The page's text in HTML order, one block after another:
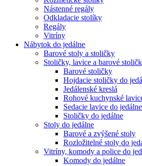
Nástenné regály
Odkladacie stolíky
Regály
Vitríny
Nábytok do jedálne
Barové stoly a stoličky
Stoličky, lavice a barové
Barové stoličky
Hojdacie stoličky do
Jedálenské kreslá
Rohové kuchynské
Sedacie lavice do jedálne
Stoličky do jedálne
Stoly do jedálne
Barové a zvýšené stoly
Rozložitelné stoly do
Vitríny, komody a police do
Komody do jedálne